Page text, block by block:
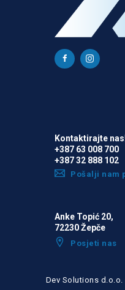
Kontaktirajte
+387 63 008 700
+387 32 888 102
Pošalji nam
Anke Topić 20,
72230 Žepče
Posjeti nas
Dev Solutions d.o.o.